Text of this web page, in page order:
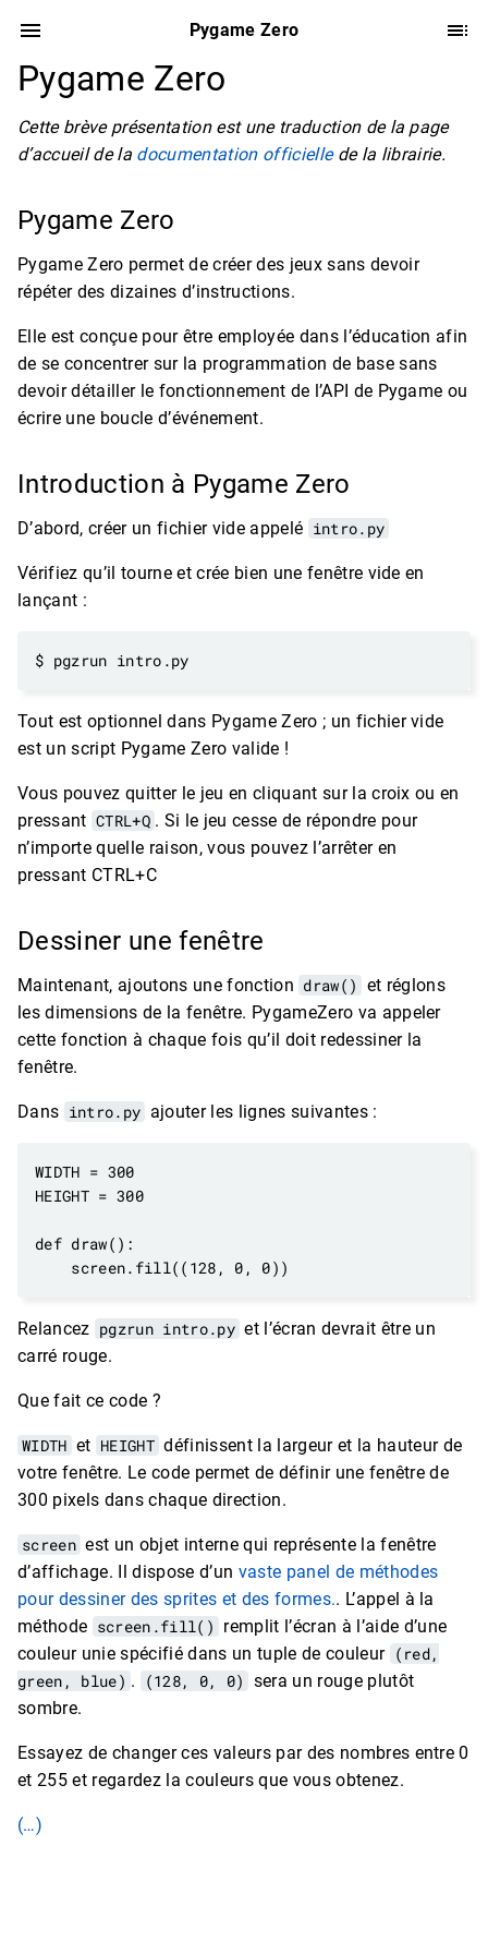
Pygame Zero
Pygame Zero
Cette brève présentation est une traduction de la page
d’accueil de la documentation officielle de la librairie.
Pygame Zero
Pygame Zero permet de créer des jeux sans devoir
répéter des dizaines d’instructions.
Elle est conçue pour être employée dans l’éducation afin
de se concentrer sur la programmation de base sans
devoir détailler le fonctionnement de l’API de Pygame ou
écrire une boucle d’événement.
Introduction à Pygame Zero
D’abord, créer un fichier vide appelé intro.py
Vérifiez qu’il tourne et crée bien une fenêtre vide en
lançant :
Tout est optionnel dans Pygame Zero ; un fichier vide
est un script Pygame Zero valide !
Vous pouvez quitter le jeu en cliquant sur la croix ou en
pressant CTRL+Q . Si le jeu cesse de répondre pour
n’importe quelle raison, vous pouvez l’arrêter en
pressant CTRL+C
Dessiner une fenêtre
Maintenant, ajoutons une fonction draw() et réglons
les dimensions de la fenêtre. PygameZero va appeler
cette fonction à chaque fois qu’il doit redessiner la
fenêtre.
Dans intro.py ajouter les lignes suivantes :
HEIGHT = 300
Relancez pgzrun intro.py et l’écran devrait être un
carré rouge.
Que fait ce code ?
WIDTH et HEIGHT définissent la largeur et la hauteur de
votre fenêtre. Le code permet de définir une fenêtre de
300 pixels dans chaque direction.
screen est un objet interne qui représente la fenêtre
d’affichage. Il dispose d’un vaste panel de méthodes
pour dessiner des sprites et des formes.. L’appel à la
méthode screen.fill() remplit l’écran à l’aide d’une
couleur unie spécifié dans un tuple de couleur (red,
green, blue) . (128, 0, 0) sera un rouge plutôt
sombre.
Essayez de changer ces valeurs par des nombres entre 0
et 255 et regardez la couleurs que vous obtenez.
(…)